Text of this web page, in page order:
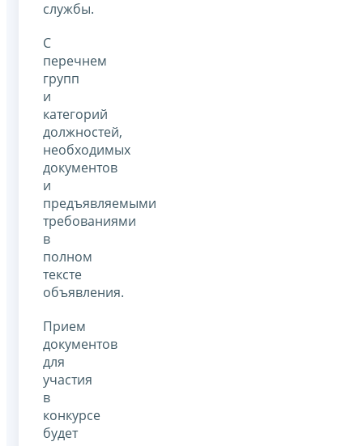
службы.
С
перечнем
групп
и
категорий
должностей,
необходимых
документов
и
предъявляемыми
требованиями
в
полном
тексте
объявления.
Прием
документов
для
участия
в
конкурсе
будет